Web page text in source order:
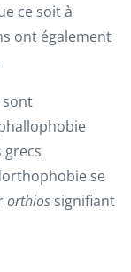
ce soit à
ont également
sont
grecs
se
orthios signifiant